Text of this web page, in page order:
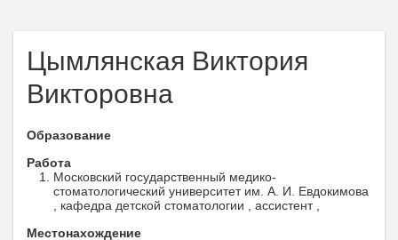
Цымлянская Виктория
Викторовна
Образование
Работа
Московский государственный медико-
стоматологический университет им. А. И. Евдокимова
, кафедра детской стоматологии , ассистент ,
Местонахождение